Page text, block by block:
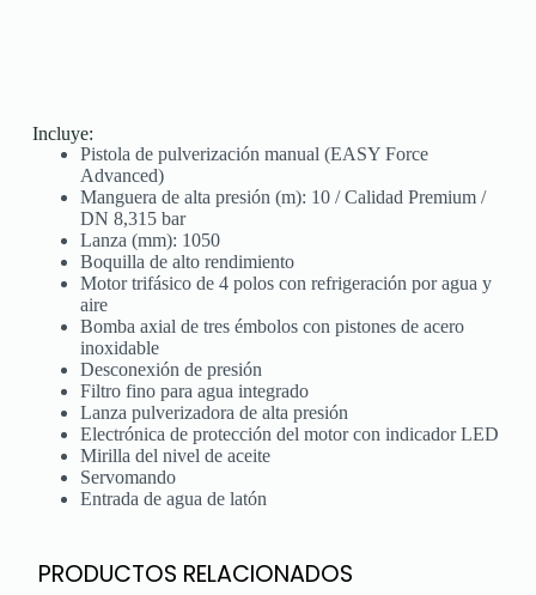
Incluye:
Pistola de pulverización manual (EASY Force
Advanced)
Manguera de alta presión (m): 10 / Calidad Premium /
DN 8,315 bar
Lanza (mm): 1050
Boquilla de alto rendimiento
Motor trifásico de 4 polos con refrigeración por agua y
aire
Bomba axial de tres émbolos con pistones de acero
inoxidable
Desconexión de presión
Filtro fino para agua integrado
Lanza pulverizadora de alta presión
Electrónica de protección del motor con indicador LED
Mirilla del nivel de aceite
Servomando
Entrada de agua de latón
PRODUCTOS RELACIONADOS